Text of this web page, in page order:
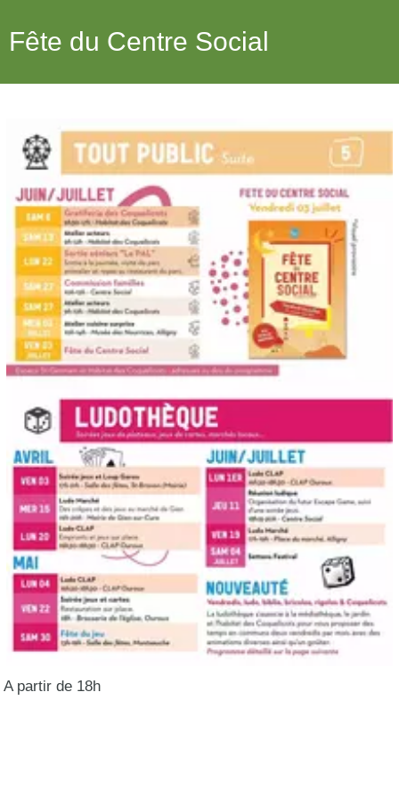
Fête du Centre Social
A partir de 18h